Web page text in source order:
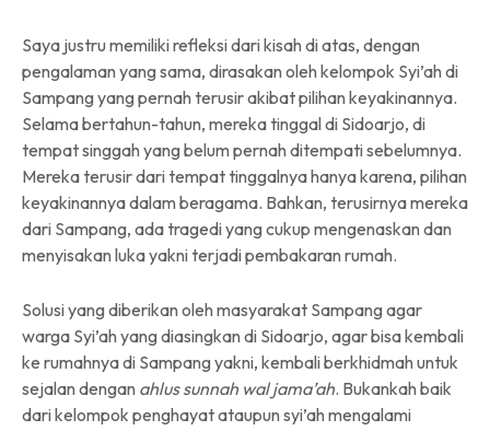
Saya justru memiliki refleksi dari kisah di atas, dengan
pengalaman yang sama, dirasakan oleh kelompok Syi’ah di
Sampang yang pernah terusir akibat pilihan keyakinannya.
Selama bertahun-tahun, mereka tinggal di Sidoarjo, di
tempat singgah yang belum pernah ditempati sebelumnya.
Mereka terusir dari tempat tinggalnya hanya karena, pilihan
keyakinannya dalam beragama. Bahkan, terusirnya mereka
dari Sampang, ada tragedi yang cukup mengenaskan dan
menyisakan luka yakni terjadi pembakaran rumah.
Solusi yang diberikan oleh masyarakat Sampang agar
warga Syi’ah yang diasingkan di Sidoarjo, agar bisa kembali
ke rumahnya di Sampang yakni, kembali berkhidmah untuk
sejalan dengan ahlus sunnah wal jama’ah. Bukankah baik
dari kelompok penghayat ataupun syi’ah mengalami